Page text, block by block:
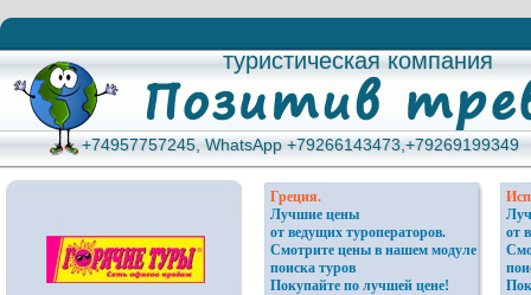
туристическая компания
туристическая компания
+74957757245, WhatsApp +79266143473,+79269199349
+74957757245, WhatsApp +79266143473,+79269199349
Греция.
Лучшие цены
от ведущих туроператоров.
Смотрите цены в нашем модуле
поиска туров
Покупайте по лучшей цене!
от